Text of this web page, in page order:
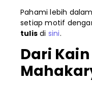
Pahami lebih
setiap motif
tulis di sini.
Dari